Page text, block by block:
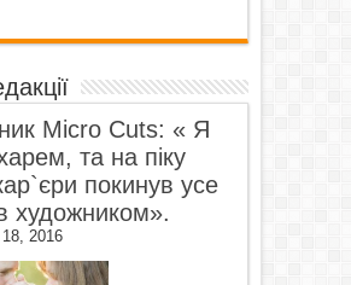
Micro Cuts: « Я
та на піку
покинув усе
художником».
2016